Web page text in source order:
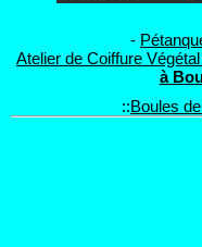
-
Atelier de Coiffure
à
::Boules